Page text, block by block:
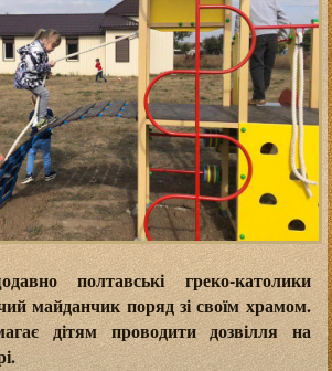
полтавські греко-католики
майданчик поряд зі своїм храмом.
дітям проводити дозвілля на